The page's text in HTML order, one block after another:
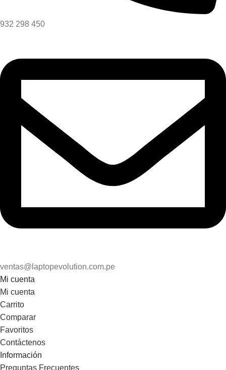
932 298 450
ventas@laptopevolution.com.pe
Mi cuenta
Mi cuenta
Carrito
Comparar
Favoritos
Contáctenos
Información
Preguntas Frecuentes